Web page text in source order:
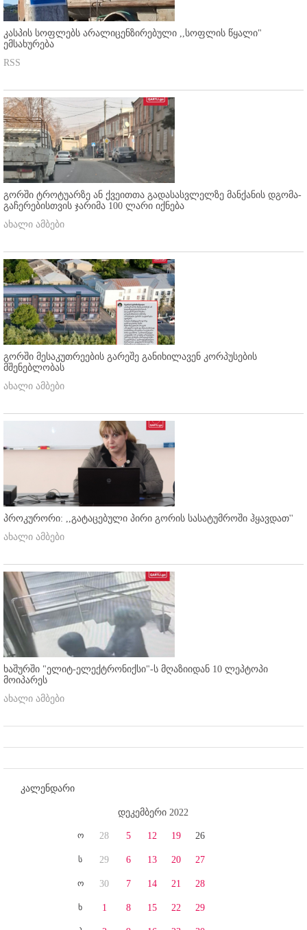
კასპის სოფლებს არალიცენზირებული ,,სოფლის წყალი"
ემსახურება
RSS
გორში ტროტუარზე ან ქვეითთა გადასასვლელზე მანქანის დგომა-
გაჩერებისთვის ჯარიმა 100 ლარი იქნება
ახალი ამბები
გორში მესაკუთრეების გარეშე განიხილავენ კორპუსების
მშენებლობას
ახალი ამბები
პროკურორი: ,,გატაცებული პირი გორის სასატუმროში ჰყავდათ''
ახალი ამბები
ხაშურში "ელიტ-ელექტრონიქსი"-ს მღაზიიდან 10 ლეპტოპი
მოიპარეს
ახალი ამბები
კალენდარი
დეკემბერი 2022
ო
ს
ო
ხ
28
29
30
1
5
6
7
8
12
13
14
15
19
20
21
22
26
27
28
29